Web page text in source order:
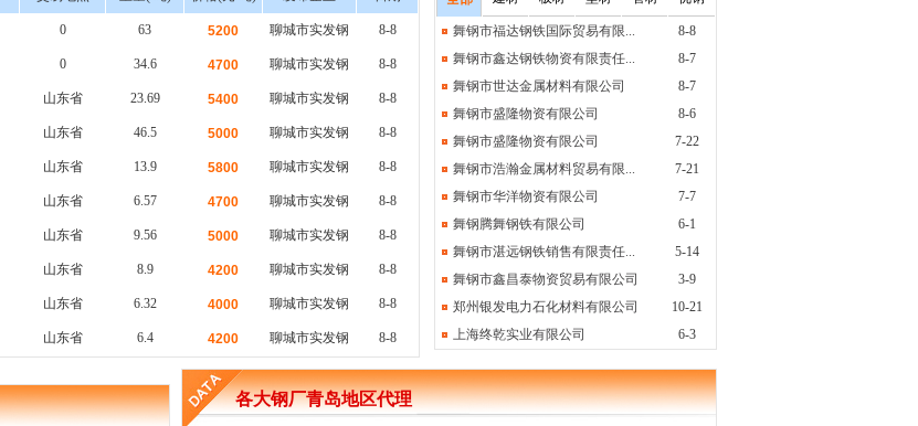
房地产开发公司求购大量钢筋
[求] 求购：09MnNiDR 4个厚
[求] 求购：锅炉容器板
[求] 求购：10号斜槽32吨
求购：120mm 345qd...
[求] 求购：120mm 345qd...
[求] 求购：
[求] 求购：
[求]求购：材质28MnB5板材
[求]房地产开发公司求购大量钢筋
0 63 5200 聊城市实发钢 8-8
0 34.6 4700 聊城市实发钢 8-8
山东省 23.69 5400 聊城市实发钢 8-8
山东省 46.5 5000 聊城市实发钢 8-8
山东省 13.9 5800 聊城市实发钢 8-8
山东省 6.57 4700 聊城市实发钢 8-8
山东省 9.56 5000 聊城市实发钢 8-8
山东省 8.9 4200 聊城市实发钢 8-8
山东省 6.32 4000 聊城市实发钢 8-8
山东省 6.4 4200 聊城市实发钢 8-8
舞钢市福达钢铁国际贸易有限...
8-8
舞钢市鑫达钢铁物资有限责任...
8-7
舞钢市世达金属材料有限公司
8-7
舞钢市盛隆物资有限公司
8-6
舞钢市盛隆物资有限公司
7-22
舞钢市浩瀚金属材料贸易有限...
7-21
舞钢市华洋物资有限公司
7-7
舞钢腾舞钢铁有限公司
6-1
舞钢市湛远钢铁销售有限责任...
5-14
舞钢市鑫昌泰物资贸易有限公司
3-9
郑州银发电力石化材料有限公司
10-21
上海终乾实业有限公司
6-3
各大钢厂青岛地区代理